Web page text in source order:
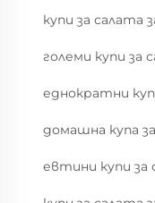
купи за салата
големи купи за
еднократни
домашна купа
евтини купи за